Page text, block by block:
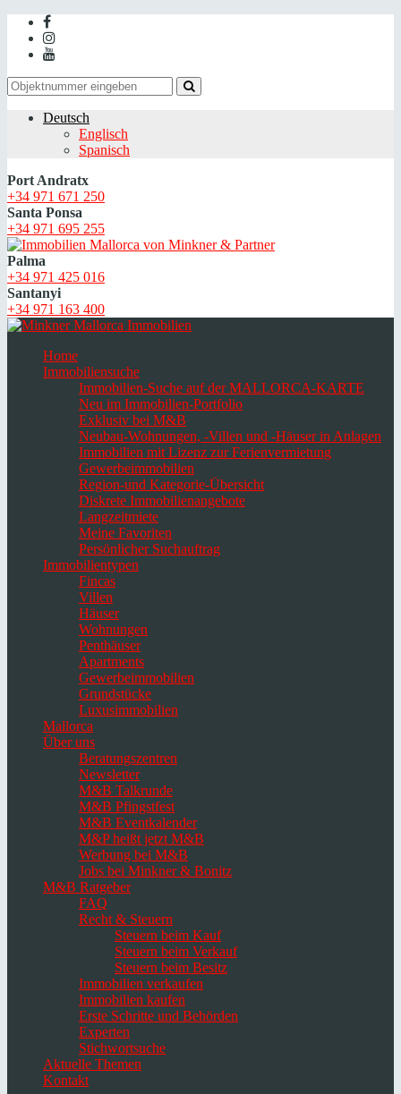
Deutsch
Englisch
Spanisch
Port Andratx
+34 971 671 250
Santa Ponsa
+34 971 695 255
Palma
+34 971 425 016
Santanyi
+34 971 163 400
Home
Immobiliensuche
Immobilien-Suche auf der MALLORCA-KARTE
Neu im Immobilien-Portfolio
Exklusiv bei M&B
Neubau-Wohnungen, -Villen und -Häuser in Anlagen
Immobilien mit Lizenz zur Ferienvermietung
Gewerbeimmobilien
Region-und Kategorie-Übersicht
Diskrete Immobilienangebote
Langzeitmiete
Meine Favoriten
Persönlicher Suchauftrag
Immobilientypen
Fincas
Villen
Häuser
Wohnungen
Penthäuser
Apartments
Gewerbeimmobilien
Grundstücke
Luxusimmobilien
Mallorca
Über uns
Beratungszentren
Newsletter
M&B Talkrunde
M&B Pfingstfest
M&B Eventkalender
M&P heißt jetzt M&B
Werbung bei M&B
Jobs bei Minkner & Bonitz
M&B Ratgeber
FAQ
Recht & Steuern
Steuern beim Kauf
Steuern beim Verkauf
Steuern beim Besitz
Immobilien verkaufen
Immobilien kaufen
Erste Schritte und Behörden
Experten
Stichwortsuche
Aktuelle Themen
Kontakt